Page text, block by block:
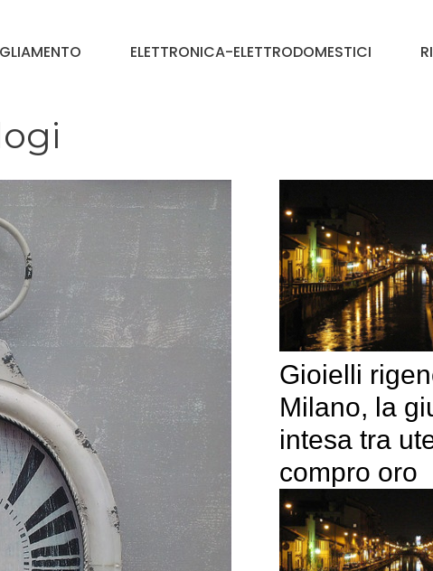
ELETTRONICA-ELETTRODOMESTICI
Gioielli
Milano, la
intesa tra
compro oro